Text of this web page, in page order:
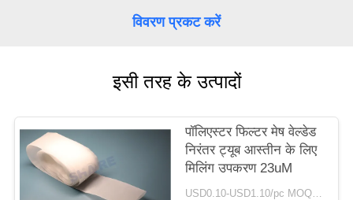
एक
उद्धरण
का
विवरण प्रकट करें
इसी तरह के उत्पादों
पॉलिएस्टर फिल्टर मेष वेल्डेड
निरंतर ट्यूब आस्तीन के लिए
मिलिंग उपकरण 23uM
USD0.10-USD1.10/pc MOQ:100 पीसी